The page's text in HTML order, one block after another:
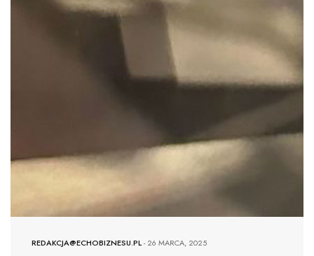
REDAKCJA@ECHOBIZNESU.PL-26 MARCA, 2025